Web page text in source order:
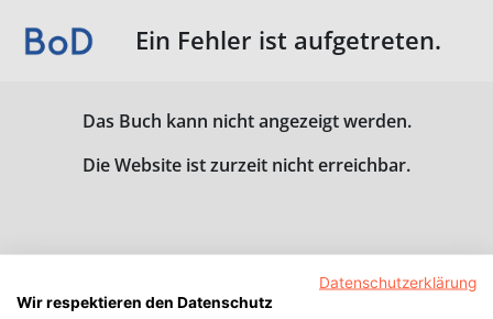
Ein Fehler ist aufgetreten.
Das Buch kann nicht angezeigt werden.
Die Website ist zurzeit nicht erreichbar.
Datenschutzerklärung
Wir respektieren den Datenschutz